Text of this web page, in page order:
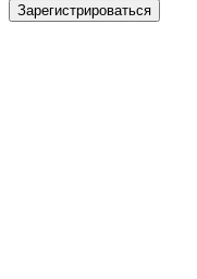
Зарегистрироваться